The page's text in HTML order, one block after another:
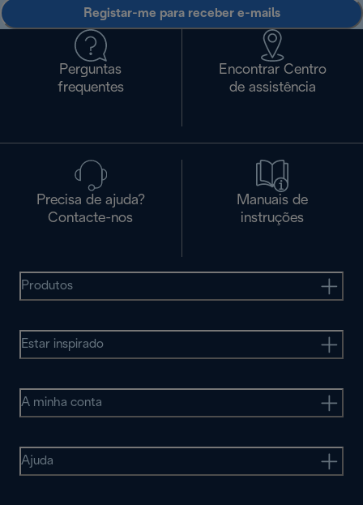
Registar-me para receber e-mails
Perguntas
frequentes
Encontrar Centro
de assistência
Precisa de ajuda?
Contacte-nos
Manuais de
instruções
Produtos
Estar inspirado
A minha conta
Ajuda